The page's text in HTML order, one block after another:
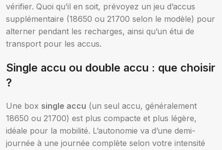
vérifier. Quoi qu’il en soit, prévoyez un jeu d’accus
supplémentaire (18650 ou 21700 selon le modèle) pour
alterner pendant les recharges, ainsi qu’un étui de
transport pour les accus.
Single accu ou double accu : que choisir
?
Une box single accu (un seul accu, généralement
18650 ou 21700) est plus compacte et plus légère,
idéale pour la mobilité. L’autonomie va d’une demi-
journée à une journée complète selon votre intensité